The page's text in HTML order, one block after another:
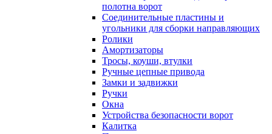
полотна ворот
Соединительные пластины и
угольники для сборки направляющих
Ролики
Амортизаторы
Тросы, коуши, втулки
Ручные цепные привода
Замки и задвижки
Ручки
Окна
Устройства безопасности ворот
Калитка